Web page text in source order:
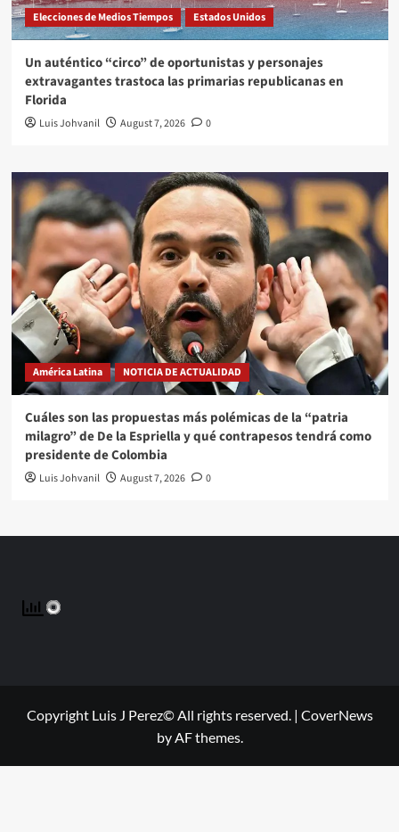
Elecciones de Medios Tiempos Estados Unidos
Un auténtico “circo” de oportunistas y personajes
extravagantes trastoca las primarias republicanas en
Florida
Luis Johvanil August 7, 2026 0
América Latina NOTICIA DE ACTUALIDAD
Cuáles son las propuestas más polémicas de la “patria
milagro” de De la Espriella y qué contrapesos tendrá como
presidente de Colombia
Luis Johvanil August 7, 2026 0
Copyright Luis J Perez© All rights reserved. | CoverNews
by AF themes.